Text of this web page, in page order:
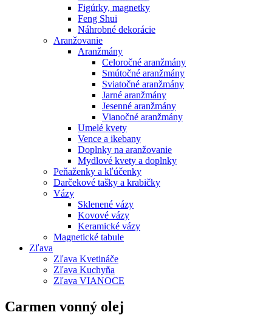
Figúrky, magnetky
Feng Shui
Náhrobné dekorácie
Aranžovanie
Aranžmány
Celoročné aranžmány
Smútočné aranžmány
Sviatočné aranžmány
Jarné aranžmány
Jesenné aranžmány
Vianočné aranžmány
Umelé kvety
Vence a ikebany
Doplnky na aranžovanie
Mydlové kvety a doplnky
Peňaženky a kľúčenky
Darčekové tašky a krabičky
Vázy
Sklenené vázy
Kovové vázy
Keramické vázy
Magnetické tabule
Zľava
Zľava Kvetináče
Zľava Kuchyňa
Zľava VIANOCE
Carmen vonný olej